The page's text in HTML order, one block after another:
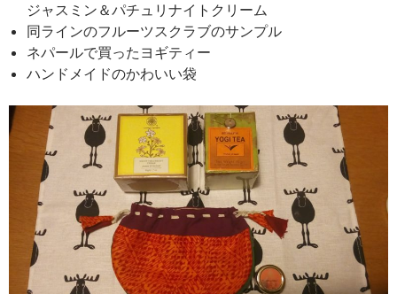
ジャスミン＆パチュリナイトクリーム
同ラインのフルーツスクラブのサンプル
ネパールで買ったヨギティー
ハンドメイドのかわいい袋